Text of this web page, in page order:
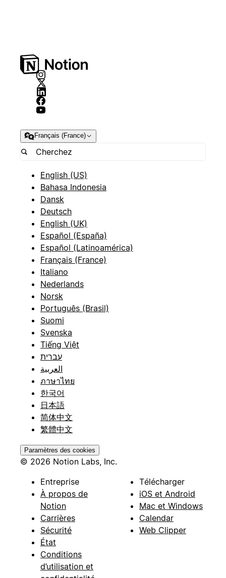
Français (France)
English (US)
Bahasa Indonesia
Dansk
Deutsch
English (UK)
Español (España)
Español (Latinoamérica)
Français (France)
Italiano
Nederlands
Norsk
Português (Brasil)
Suomi
Svenska
Tiếng Việt
עברית
العربية
ภาษาไทย
한국어
日本語
简体中文
繁體中文
Paramètres des cookies
© 2026 Notion Labs, Inc.
Entreprise
À propos de
Notion
Carrières
Sécurité
État
Conditions
d’utilisation et
Télécharger
iOS et Android
Mac et Windows
Calendar
Web Clipper